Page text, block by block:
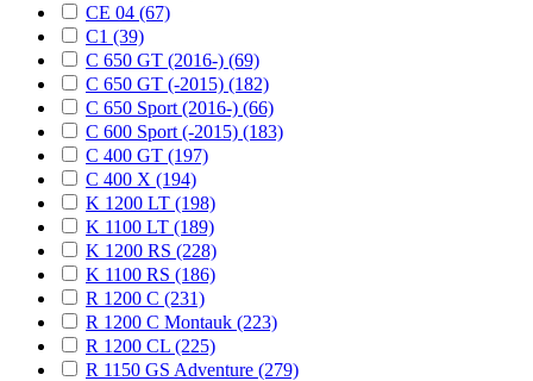
CE 04 (67)
C1 (39)
C 650 GT (2016-) (69)
C 650 GT (-2015) (182)
C 650 Sport (2016-) (66)
C 600 Sport (-2015) (183)
C 400 GT (197)
C 400 X (194)
K 1200 LT (198)
K 1100 LT (189)
K 1200 RS (228)
K 1100 RS (186)
R 1200 C (231)
R 1200 C Montauk (223)
R 1200 CL (225)
R 1150 GS Adventure (279)